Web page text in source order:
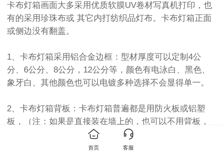
卡布灯箱画面大多采用优质软膜UV卷材写真机打印，也
有的采用珍珠布或 其它内打纺织品灯布。卡布灯箱正面
或侧边没有翻盖。
1、卡布灯箱采用铝合金边框：型材厚度可以定制4公
分、6公分、8公分，12公分等，颜色有电泳白、黑色、
象牙白、其他颜色也可以电镀多种选择不会显得单一。
2、卡布灯箱背板：卡布灯箱普遍都是用防火板或铝塑
板，（注：如果是直接装在墙上的，也可以不用背板，
直接把光源固定在墙上就可以了，这样可以节省很多费
首页 客服